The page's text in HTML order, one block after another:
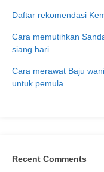
Daftar rekomendasi
Cara memutihkan
siang hari
Cara merawat Baju
untuk pemula.
Recent Comments